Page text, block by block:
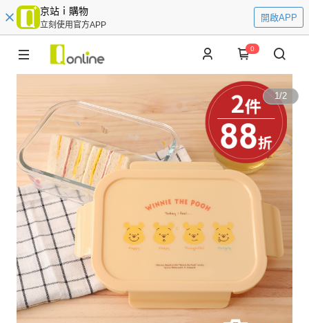
京站ｉ購物
立刻使用官方APP
開啟APP
0
1/2